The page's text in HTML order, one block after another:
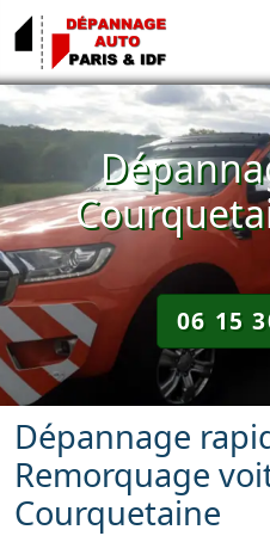
06 15
Dépannage
Remorquage
Courquetaine